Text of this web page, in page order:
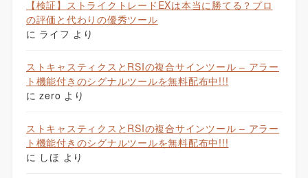
【検証】ストライクトレードEXは本当に勝てる？プロ
の評価と代わりの優秀ツール
に ライフ より
ストキャスティクスとRSIの複合サインツール – アラー
ト機能付きのシグナルツールを無料配布中!!!
にzero より
ストキャスティクスとRSIの複合サインツール – アラー
ト機能付きのシグナルツールを無料配布中!!!
に しほ より